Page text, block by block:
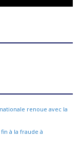
renoue avec la
à la fraude à